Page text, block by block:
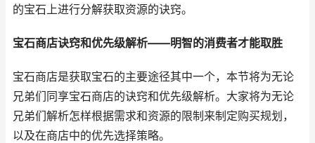
的宝石上进行分解获取资源的诀窍。
宝石商店诀窍和优先级解析——明智的消费者才能取胜
宝石商店是获取宝石的主要途径其中一个，本节将为无论
兄弟们同享宝石商店的诀窍和优先级解析。大家将为无论
兄弟们解析怎样根据需求和资源的限制来制定购买规划，
以及在商店中的优先选择策略。